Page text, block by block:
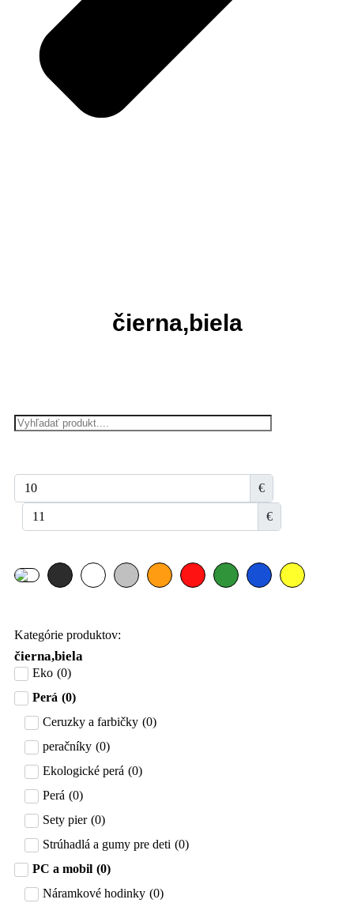
čierna,biela
€
€
Kategórie produktov:
čierna,biela
Eko (0)
Perá (0)
Ceruzky a farbičky (0)
peračníky (0)
Ekologické perá (0)
Perá (0)
Sety pier (0)
Strúhadlá a gumy pre deti (0)
PC a mobil (0)
Náramkové hodinky (0)